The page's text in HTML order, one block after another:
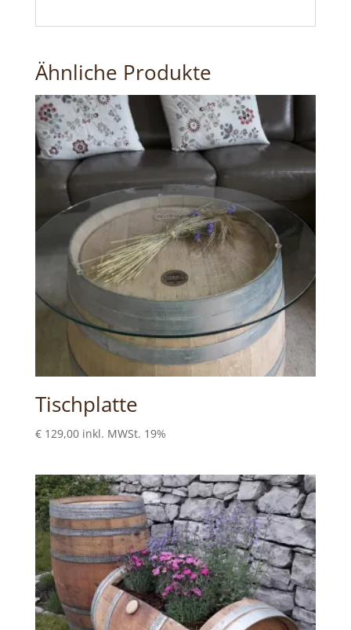
Ähnliche Produkte
Tischplatte
€ 129,00 inkl. MWSt. 19%